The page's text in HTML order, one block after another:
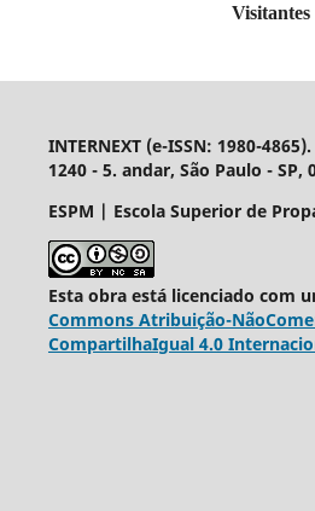
Visitantes
INTERNEXT (e-ISSN: 1980-
1240 - 5. andar, São Paulo - SP,
ESPM | Escola Superior de
Esta obra está licenciado com
Commons Atribuição-
CompartilhaIgual 4.0